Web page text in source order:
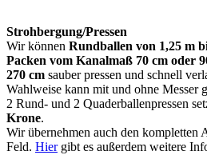
Strohbergung/Pressen
Wir können Rundballen von 1,25 m
Packen vom Kanalmaß 70 cm oder
270 cm sauber pressen und schnell
Wahlweise kann mit und ohne Messer
2 Rund- und 2 Quaderballenpressen
Krone.
Wir übernehmen auch den kompletten
Feld. Hiergibt es außerdem weitere